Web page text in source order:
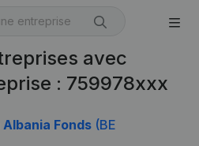
avec
: 759978xxx
Fonds (BE